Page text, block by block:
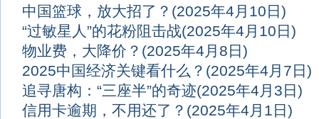
中国篮球，放大招了？ (2025年4月10日)
“过敏星人”的花粉阻击战(2025年4月10日)
物业费，大降价？ (2025年4月8日)
2025中国经济关键看什么？ (2025年4月7日)
追寻唐构：“三座半”的奇迹(2025年4月3日)
信用卡逾期，不用还了？ (2025年4月1日)